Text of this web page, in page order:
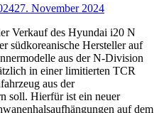
27. November 2024
Verkauf des Hyundai i20 N
südkoreanische Hersteller auf
aus der N-Division
in einer limitierten TCR
aus der
soll. Hierfür ist ein neuer
auf dem